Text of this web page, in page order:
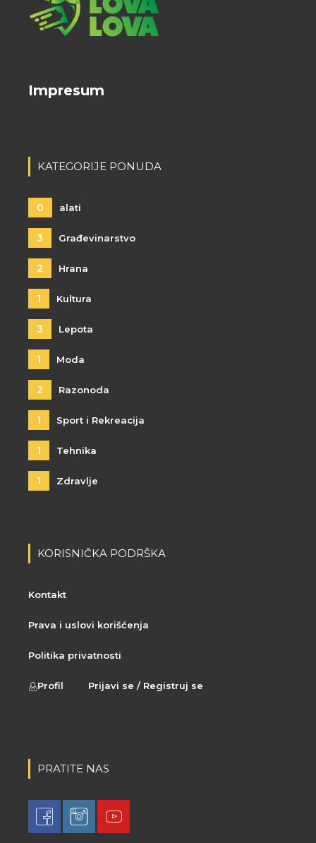
Impresum
KATEGORIJE PONUDA
0 alati
3 Građevinarstvo
2 Hrana
1 Kultura
3 Lepota
1 Moda
2 Razonoda
1 Sport i Rekreacija
1 Tehnika
1 Zdravlje
KORISNIČKA PODRŠKA
Kontakt
Prava i uslovi korišćenja
Politika privatnosti
Profil Prijavi se / Registruj se
PRATITE NAS